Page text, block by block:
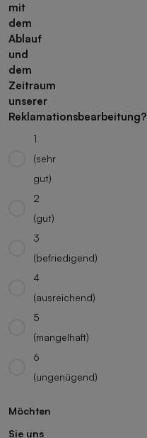
mit
dem
Ablauf
und
dem
Zeitraum
unserer
Reklamationsbearbeitung?
1
(sehr
gut)
2
(gut)
3
(befriedigend)
4
(ausreichend)
5
(mangelhaft)
6
(ungenügend)
Möchten
Sie uns